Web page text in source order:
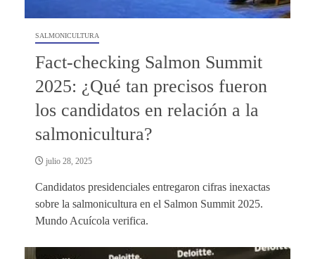
SALMONICULTURA
Fact-checking Salmon Summit
2025: ¿Qué tan precisos fueron
los candidatos en relación a la
salmonicultura?
julio 28, 2025
Candidatos presidenciales entregaron cifras inexactas
sobre la salmonicultura en el Salmon Summit 2025.
Mundo Acuícola verifica.